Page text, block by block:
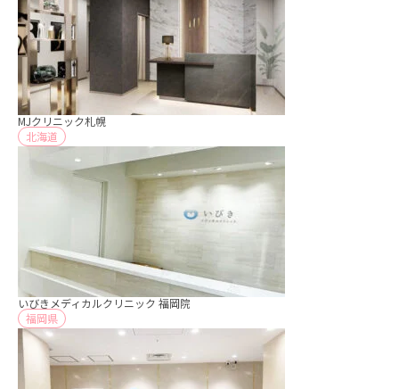
MJクリニック札幌
北海道
いびきメディカルクリニック 福岡院
福岡県